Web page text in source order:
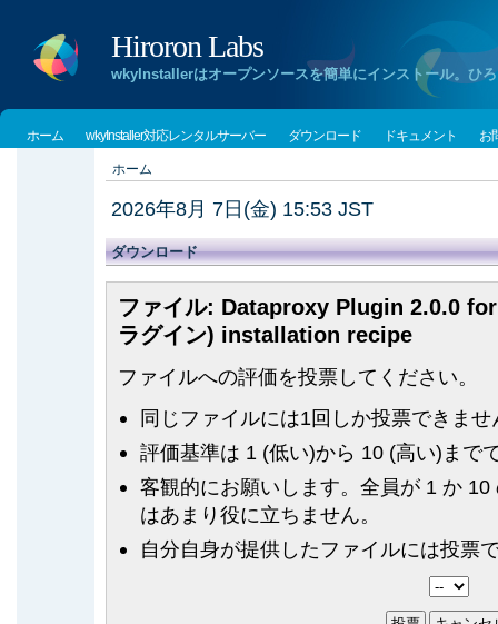
Hiroron Labs
wkyInstallerはオープンソースを簡単にインストール。ひ
ホーム wkyInstaller対応レンタルサーバー ダウンロード ドキュメント お
ホーム
2026年8月 7日(金) 15:53 JST
ダウンロード
ファイル: Dataproxy Plugin 2.0.0
ラグイン) installation recipe
ファイルへの評価を投票してください。
同じファイルには1回しか投票できませ
評価基準は 1 (低い)から 10 (高い)まで
客観的にお願いします。全員が 1 か
はあまり役に立ちません。
自分自身が提供したファイルには投票